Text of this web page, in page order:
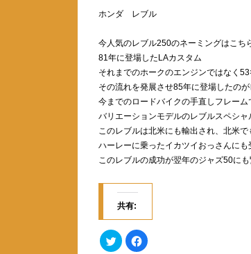
ホンダ レブル
今人気のレブル250のネーミングはこち
81年に登場したLAカスタム
それまでのホークのエンジンではなく
その流れを発展させ85年に登場したの
今までのロードバイクの手直しフレー
バリエーションモデルのレブルスペシ
このレブルは北米にも輸出され、北米
ハーレーに乗ったイカツイおっさんに
このレブルの成功が翌年のジャズ50に
共有:
ク
リ
F
a